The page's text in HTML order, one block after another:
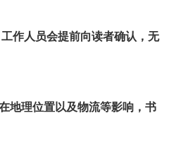
作人员会提前向读者确认，无
地理位置以及物流等影响，书